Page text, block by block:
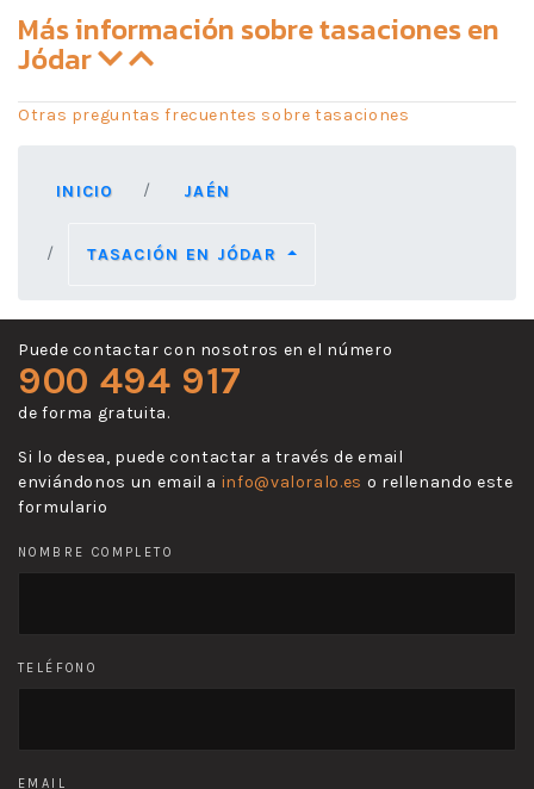
Más información sobre tasaciones en
Jódar
Otras preguntas frecuentes sobre tasaciones
INICIO JAÉN
TASACIÓN EN JÓDAR
Puede contactar con nosotros en el número
900 494 917
de forma gratuita.
Si lo desea, puede contactar a través de email
enviándonos un email a info@valoralo.es o rellenando este
formulario
NOMBRE COMPLETO
TELÉFONO
EMAIL